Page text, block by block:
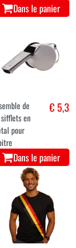
Dans le panier
de
en
pour
€ 5,3
Dans le panier